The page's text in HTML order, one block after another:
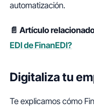
automatización.
📄 Artículo
EDI de FinanEDI?​
Digitaliza tu
Te explicamos cómo